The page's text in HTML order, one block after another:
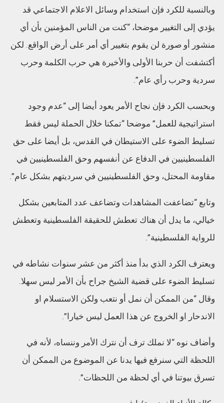
وبالنسبة للكرد فإن استخدام وسائل الاعلام الاجتماعي قد
يؤدي إلى التغيير موضحا، “كنت من الناس المؤمنين بأن أي
منشور أو صورة لن يقوم بتغيير أي أمر على أرض الواقع. لكن
أكتشفت أن حربنا الأولى والأخيرة هي حرب الكلمة وحرب
سردية وحرب رأي عام”.
وبحسب الكرد فإن نجاح الأمر يعود أيضا إلى “عدم وجود
استراتيجية للعمل” موضحا “تمكنا خلال الحملة ليس فقط
تسليط الضوء على الاستيطان في القدس، بل أيضا على حق
الفلسطينيين في الدفاع عن أنفسهم وحق الفلسطينيين في
مقاومة المحتل، وحق الفلسطينيين في سرديتهم بشكل عام”.
وتابع “تضاعفت المشاهدات وتضاعف عدد المتابعين بشكل
خيالي، ما يدل أن هناك تعطش للحقيقة الفلسطينية وتعطش
للرواية الفلسطينية”.
ويعترف الكرد الذي بدأ منذ أكثر من عشر سنوات نشاطه في
تسليط الضوء على قضية الشيخ جراح بأن الأمر ليس سهلا.
وقال “من الممكن أن نمل أو نتعب ولكن الاستسلام او
الاندحار او الخروج عن هذا العمل ليس خيارا”.
وأضاف نوه “لا نملك ترف أن نترك الأمر وننساه، لأنه في
اللحظة التي سنرفع فيها يدنا عن الموضوع من الممكن أن
تسرق بيوتنا في أي لحظة من اللحظات”.